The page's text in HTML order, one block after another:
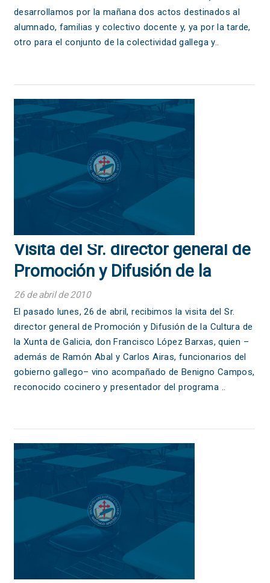
desarrollamos por la mañana dos actos destinados al
alumnado, familias y colectivo docente y, ya por la tarde,
otro para el conjunto de la colectividad gallega y..
Visita del Sr. director general de
Promoción y Difusión de la
Cultura de la Xunta de Galicia,
don Francisco López Barxas;
Ramón Abal y Carlos Airas,
funcionarios del gobierno
gallego; y Benigno Campos
26 de abril de 2010
El pasado lunes, 26 de abril, recibimos la visita del Sr.
director general de Promoción y Difusión de la Cultura de
la Xunta de Galicia, don Francisco López Barxas, quien –
además de Ramón Abal y Carlos Airas, funcionarios del
gobierno gallego– vino acompañado de Benigno Campos,
reconocido cocinero y presentador del programa ..